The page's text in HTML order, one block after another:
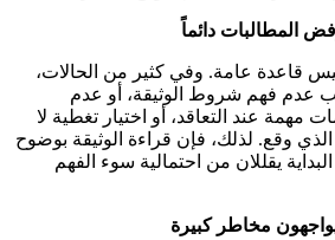
المطالبات دائماً
قاعدة عامة. وفي كثير من الحالات،
عدم فهم شروط الوثيقة، أو عدم
مهمة عند التعاقد، أو اختيار تغطية لا
وقع. لذلك، فإن قراءة الوثيقة بوضوح
يقللان من احتمالية سوء الفهم
مخاطر كبيرة